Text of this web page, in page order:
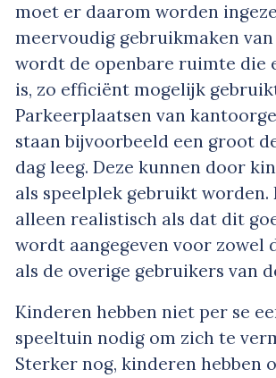
moet er daarom worden
meervoudig gebruikmaken
wordt de openbare ruimte die
is, zo efficiënt mogelijk
Parkeerplaatsen van
staan bijvoorbeeld een groot
dag leeg. Deze kunnen door
als speelplek gebruikt
alleen realistisch als dat dit
wordt aangegeven voor zowel
als de overige gebruikers van
Kinderen hebben niet per se
speeltuin nodig om zich te
Sterker nog, kinderen hebben